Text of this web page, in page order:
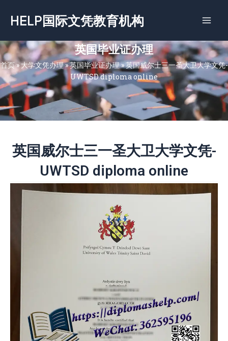
容
HELP国际文凭教育机构
英国毕业证办理
首页»大学文凭办理»英国毕业证办理»英国威尔士三一圣大卫大学文凭-
UWTSD diploma online
英国威尔士三一圣大卫大学文凭-
UWTSD diploma online